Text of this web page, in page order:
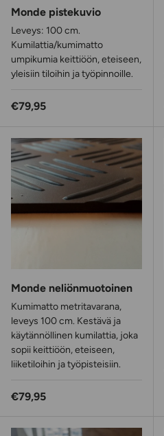
Monde pistekuvio
Leveys: 100 cm.
Kumilattia/kumimatto
umpikumia keittiöön, eteiseen,
yleisiin tiloihin ja työpinnoille.
Normaalihinta
€79,95
Monde neliönmuotoinen
Kumimatto metritavarana,
leveys 100 cm. Kestävä ja
käytännöllinen kumilattia, joka
sopii keittiöön, eteiseen,
liiketiloihin ja työpisteisiin.
Normaalihinta
€79,95